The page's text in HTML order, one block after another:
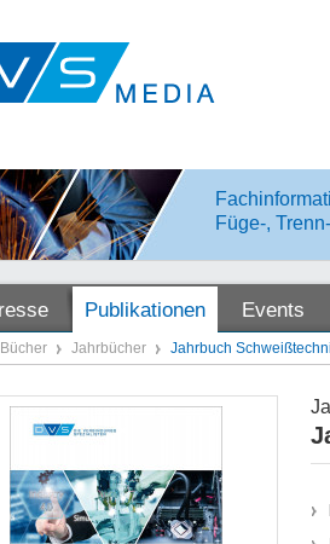
Füge-,
Publikationen Events
Bücher Jahrbücher Jahrbuch